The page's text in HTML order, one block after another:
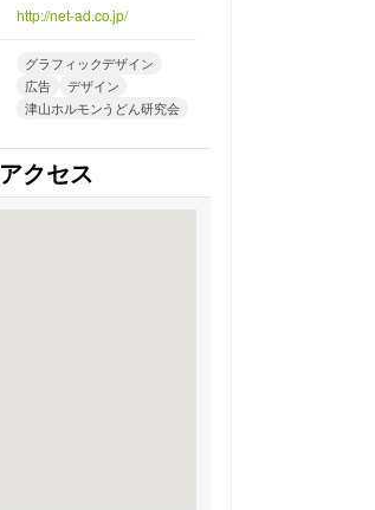
http://net-ad.co.jp/
グラフィックデザイン
広告
デザイン
津山ホルモンうどん研究会
アクセス